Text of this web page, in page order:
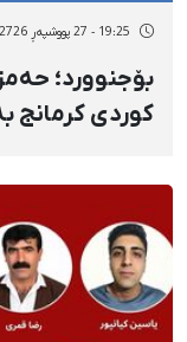
19:25 - 27 پووشپەڕ 2726
بۆجنوورد؛